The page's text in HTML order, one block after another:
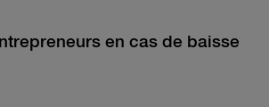
en cas de baisse